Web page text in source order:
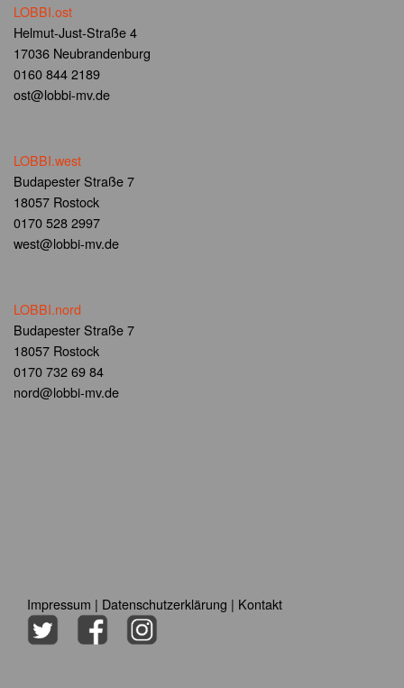
LOBBI.ost
Helmut-Just-Straße 4
17036 Neubrandenburg
0160 844 2189
ost@lobbi-mv.de
LOBBI.west
Budapester Straße 7
18057 Rostock
0170 528 2997
west@lobbi-mv.de
LOBBI.nord
Budapester Straße 7
18057 Rostock
0170 732 69 84
nord@lobbi-mv.de
Impressum | Datenschutzerklärung | Kontakt